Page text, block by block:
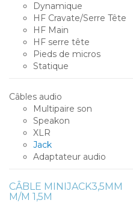
Dynamique
HF Cravate/Serre Tête
HF Main
HF serre tête
Pieds de micros
Statique
Câbles audio
Multipaire son
Speakon
XLR
Jack
Adaptateur audio
CÂBLE MINIJACK3,5MM
M/M 1,5M